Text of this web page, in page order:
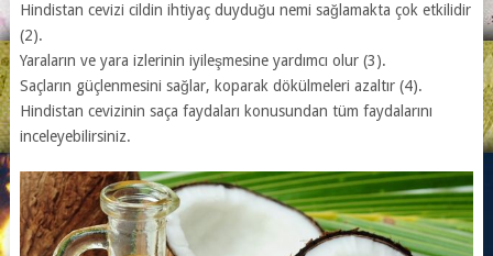
Hindistan cevizi cildin ihtiyaç duyduğu nemi sağlamakta çok etkilidir
(2).
Yaraların ve yara izlerinin iyileşmesine yardımcı olur (3).
Saçların güçlenmesini sağlar, koparak dökülmeleri azaltır (4).
Hindistan cevizinin saça faydaları konusundan tüm faydalarını
inceleyebilirsiniz.